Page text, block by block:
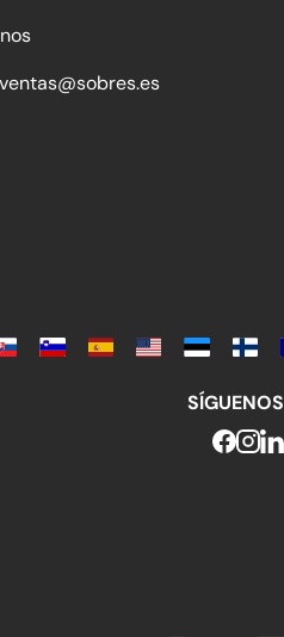
ventas@sobres.es
SÍGUENOS